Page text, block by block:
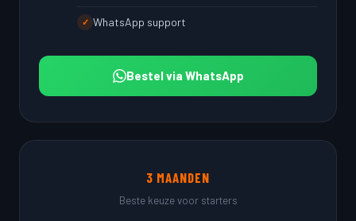
✓ WhatsApp support
Bestel via WhatsApp
3 MAANDEN
Beste keuze voor starters